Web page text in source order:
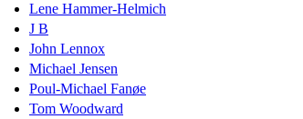
Lene Hammer-Helmich
J B
John Lennox
Michael Jensen
Poul-Michael Fanøe
Tom Woodward